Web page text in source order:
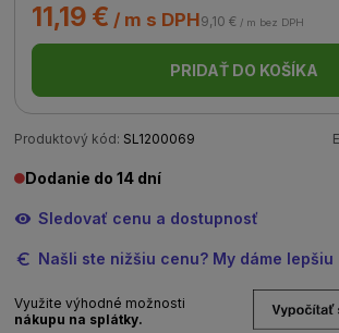
11,19 € / m s DPH9,10 € / m bez DPH
PRIDAŤ DO KOŠÍKA
Produktový kód: SL1200069
Dodanie do 14 dní
Sledovať cenu a dostupnosť
Našli ste nižšiu cenu? My dáme lepšiu
Využite výhodné možnosti
nákupu na splátky.